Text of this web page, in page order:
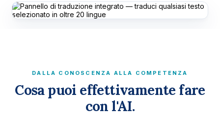
DALLA CONOSCENZA ALLA COMPETENZA
Cosa puoi effettivamente fare
con l'AI.